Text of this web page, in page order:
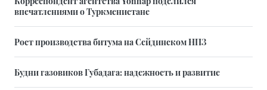
впечатлениями о Туркменистане
Рост производства битума на Сейдинском НПЗ
Будни газовиков Губадага: надежность и развитие